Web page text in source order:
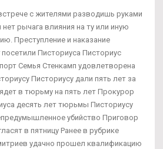
с жителями разводишь руками
рычага влияния на ту или иную
Преступление и наказание
Писториуса Писториус
Семья Стенкамп удовлетворена
Писториусу дали пять лет за
в тюрьму на пять лет Прокурор
десять лет тюрьмы Писториусу
убийство Приговор
в пятницу Ранее в рубрике
удачно прошел квалификацию